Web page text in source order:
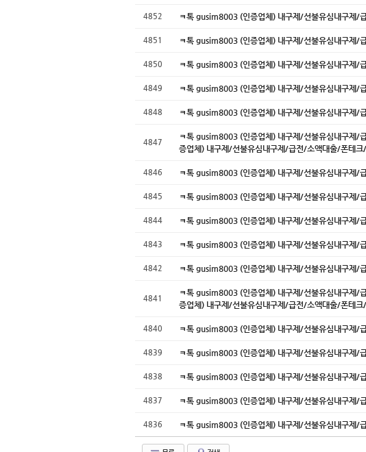
4852 ㅋ톡 gusim8003 (인증업체) 내구제/선불유심내구제
4851 ㅋ톡 gusim8003 (인증업체) 내구제/선불유심내구제
4850 ㅋ톡 gusim8003 (인증업체) 내구제/선불유심내구제
4849 ㅋ톡 gusim8003 (인증업체) 내구제/선불유심내구제
4848 ㅋ톡 gusim8003 (인증업체) 내구제/선불유심내구제
4847
ㅋ톡 gusim8003 (인증업체) 내구제/선불유심내구제
증업체) 내구제/선불유심내구제/급전/소액대출/폰테
4846 ㅋ톡 gusim8003 (인증업체) 내구제/선불유심내구제
4845 ㅋ톡 gusim8003 (인증업체) 내구제/선불유심내구제
4844 ㅋ톡 gusim8003 (인증업체) 내구제/선불유심내구제
4843 ㅋ톡 gusim8003 (인증업체) 내구제/선불유심내구제
4842 ㅋ톡 gusim8003 (인증업체) 내구제/선불유심내구제
4841
ㅋ톡 gusim8003 (인증업체) 내구제/선불유심내구제
증업체) 내구제/선불유심내구제/급전/소액대출/폰테
4840 ㅋ톡 gusim8003 (인증업체) 내구제/선불유심내구제
4839 ㅋ톡 gusim8003 (인증업체) 내구제/선불유심내구제
4838 ㅋ톡 gusim8003 (인증업체) 내구제/선불유심내구제
4837 ㅋ톡 gusim8003 (인증업체) 내구제/선불유심내구제
4836 ㅋ톡 gusim8003 (인증업체) 내구제/선불유심내구제